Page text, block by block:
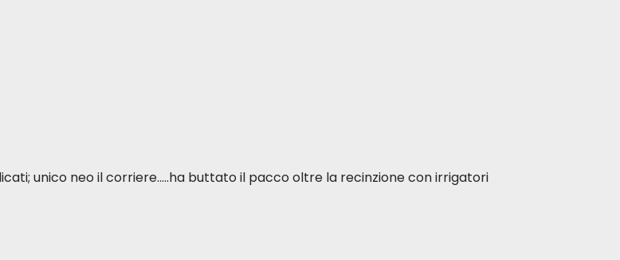
unico neo il corriere.....ha buttato il pacco oltre la recinzione con irrigatori